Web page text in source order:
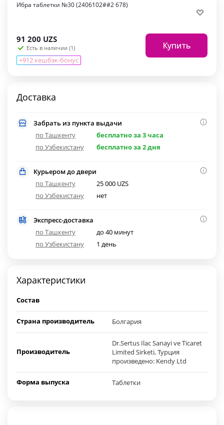
Ибра таблетки №30 (2406102##2 678)
91 200 UZS
Есть в наличии (1)
+912 кешбэк-бонус
Купить
Доставка
Забрать из пункта выдачи
по Ташкенту
бесплатно за 3 часа
по Узбекистану
бесплатно за 2 дня
Курьером до двери
по Ташкенту
25 000 UZS
по Узбекистану
нет
Экспресс-доставка
по Ташкенту
до 40 минут
по Узбекистану
1 день
Характеристики
Состав
Страна производитель Болгария
Производитель
Dr.Sertus Ilac Sanayi ve Ticaret
Limited Sirketi, Турция
произведено: Kendy Ltd
Форма выпуска Таблетки